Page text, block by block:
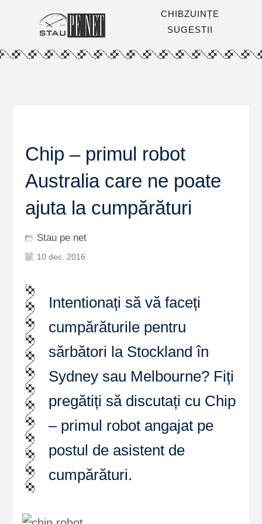
CHIBZUINȚE
SUGESTII
Chip – primul robot
Australia care ne poate
ajuta la cumpărături
Stau pe net
10 dec. 2016
Intentionați să vă faceți
cumpărăturile pentru
sărbători la Stockland în
Sydney sau Melbourne? Fiți
pregătiți să discutați cu Chip
– primul robot angajat pe
postul de asistent de
cumpărături.